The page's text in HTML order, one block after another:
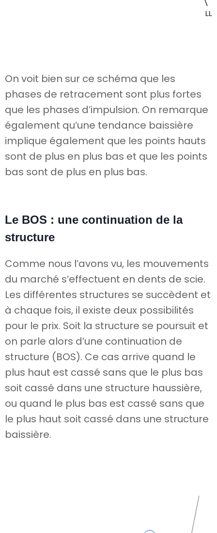
On voit bien sur ce schéma que les
phases de retracement sont plus fortes
que les phases d’impulsion. On remarque
également qu’une tendance baissière
implique également que les points hauts
sont de plus en plus bas et que les points
bas sont de plus en plus bas.
Le BOS : une continuation de la
structure
Comme nous l’avons vu, les mouvements
du marché s’effectuent en dents de scie.
Les différentes structures se succèdent et
à chaque fois, il existe deux possibilités
pour le prix. Soit la structure se poursuit et
on parle alors d’une continuation de
structure (BOS). Ce cas arrive quand le
plus haut est cassé sans que le plus bas
soit cassé dans une structure haussière,
ou quand le plus bas est cassé sans que
le plus haut soit cassé dans une structure
baissière.